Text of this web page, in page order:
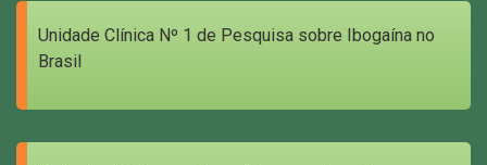
Unidade Clínica Nº 1 de Pesquisa sobre Ibogaína no
Brasil